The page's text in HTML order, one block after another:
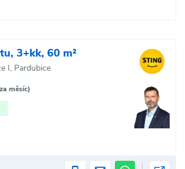
3+kk, 60 m²
I, Pardubice
měsíc)